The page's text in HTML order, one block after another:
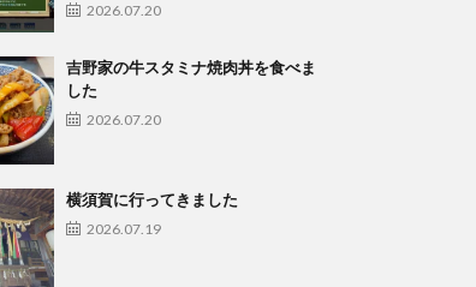
2026.07.20
吉野家の牛スタミナ焼肉丼を食べま
した
2026.07.20
横須賀に行ってきました
2026.07.19